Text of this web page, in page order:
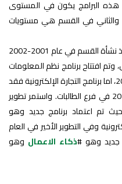
هذه البرامج يكون في المستوى
والثاني في القسم هي مستويات
منذ نشأة القسم في عام 2001-2002
افتتاح برنامج نظم المعلومات
المحاسبية في العام الجامعي 2008-2009، اما برنامج التجارة الإلكترونية فقد
تم افتتاحه في العام الجامعي 2009-2010 في فرع الطالبات. واستمر تطوير
تم اعتماد برنامج جديد وهو
وفي التطوير الأخير في العام
ذكاء الاعمال وهو